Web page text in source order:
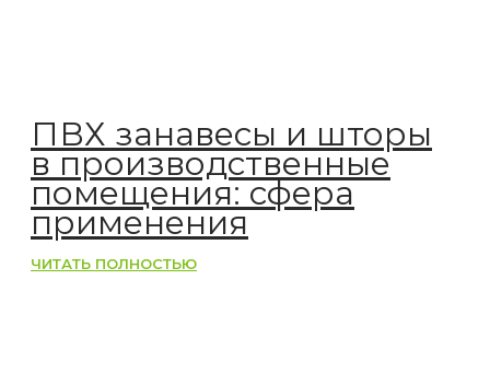
ПВХ занавесы и шторы
в производственные
помещения: сфера
применения
ЧИТАТЬ ПОЛНОСТЬЮ